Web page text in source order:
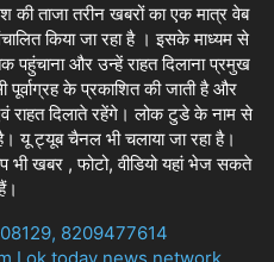
ताजा तरीन खबरों का एक मात्र वेब
किया जा रहा है । इसके माध्यम से
पहुंचाना और उन्हें राहत दिलाना प्रमुख
पूर्वाग्रह के प्रकाशित की जाती है और
राहत दिलाते रहेंगे। लोक टुडे के नाम से
यू ट्यूब चैनल भी चलाया जा रहा है।
खबर , फोटो, वीडियो यहां भेज सकते
8209477614